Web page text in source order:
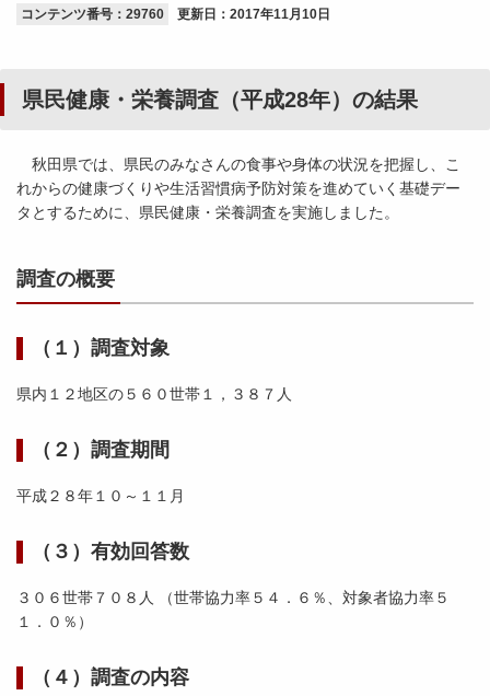
コンテンツ番号：29760 更新日： 2017年11月10日
県民健康・栄養調査（平成28年）の結果
秋田県では、県民のみなさんの食事や身体の状況を把握し、こ
れからの健康づくりや生活習慣病予防対策を進めていく基礎デー
タとするために、県民健康・栄養調査を実施しました。
調査の概要
（１）調査対象
県内１２地区の５６０世帯１，３８７人
（２）調査期間
平成２８年１０～１１月
（３）有効回答数
３０６世帯７０８人 （世帯協力率５４．６％、対象者協力率５
１．０％）
（４）調査の内容